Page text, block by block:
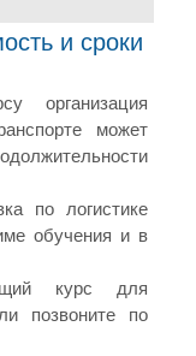
и сроки
организация
может
по логистике
обучения и в
курс для
позвоните по